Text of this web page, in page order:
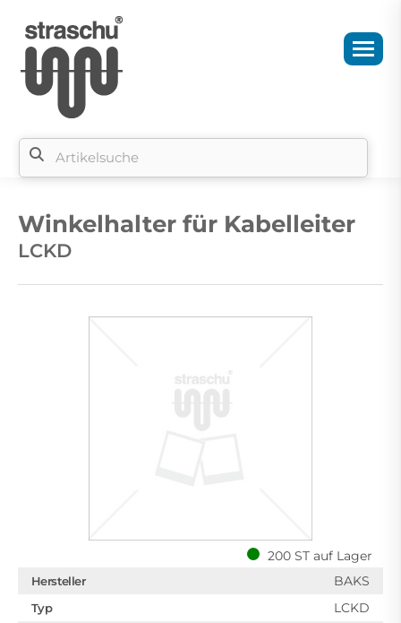
Winkelhalter für Kabelleiter
LCKD
200 ST auf Lager
Hersteller BAKS
Typ LCKD